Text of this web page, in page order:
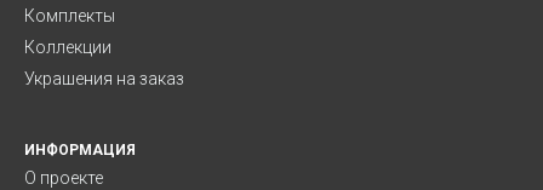
Комплекты
Коллекции
Украшения на заказ
ИНФОРМАЦИЯ
О проекте